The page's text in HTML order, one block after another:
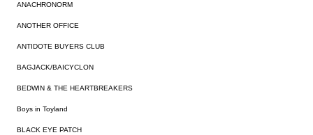
ANACHRONORM
ANOTHER OFFICE
ANTIDOTE BUYERS CLUB
BAGJACK/BAICYCLON
BEDWIN & THE HEARTBREAKERS
Boys in Toyland
BLACK EYE PATCH